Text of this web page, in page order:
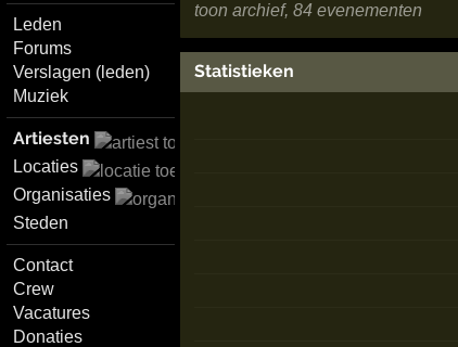
Leden
Forums
Verslagen (leden)
Muziek
Artiesten
Locaties
Organisaties
Steden
Contact
Crew
Vacatures
Donaties
toon archief, 84 evenementen
Statistieken